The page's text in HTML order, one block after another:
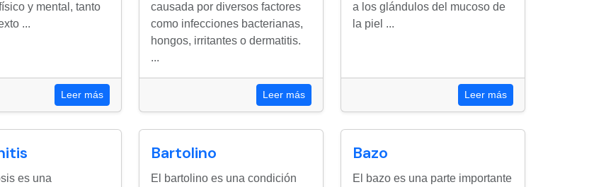
y mental, tanto
...
Leer más
causada por diversos factores
como infecciones bacterianas,
hongos, irritantes o dermatitis.
...
Leer más
a los glándulos del mucoso de
la piel ...
Leer más
es una
Bartolino
El bartolino es una condición
Bazo
El bazo es una parte importante